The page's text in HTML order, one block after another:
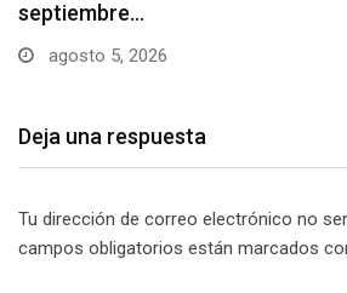
agosto 5, 2026
Deja una respuesta
Tu dirección de correo electrónico no
campos obligatorios están marcados